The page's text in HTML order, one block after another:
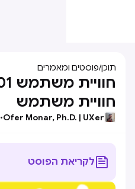
תוכן/פוסטים ומאמרים
חוויית משתמש
Ofer Monar, Ph.D. | UXer
•
לקריאת הפוסט